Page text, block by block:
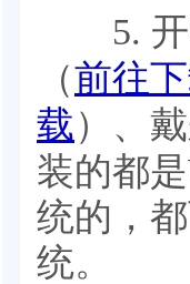
5. 开
（前往
载）、
装的都
统的，
统。